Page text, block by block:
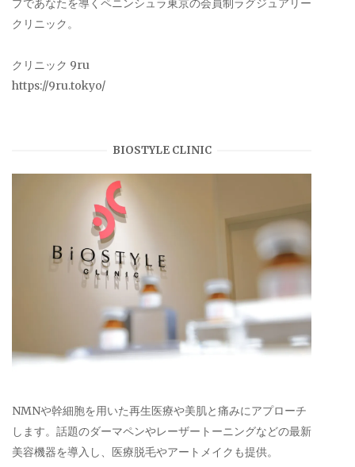
プであなたを導くペニンシュラ東京の会員制ラグジュアリー
クリニック。
クリニック 9ru
https://9ru.tokyo/
BIOSTYLE CLINIC
NMNや幹細胞を用いた再生医療や美肌と痛みにアプローチ
します。話題のダーマペンやレーザートーニングなどの最新
美容機器を導入し、医療脱毛やアートメイクも提供。